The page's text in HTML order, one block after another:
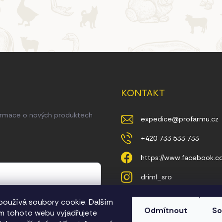
soubory cookie. Dalším
tohoto webu vyjadřujete
Odmítnout
o nových produktech
osobních údajů
KONTAKT
expedice@profarmu.cz
+420 733 533 733
https://
driml_sro